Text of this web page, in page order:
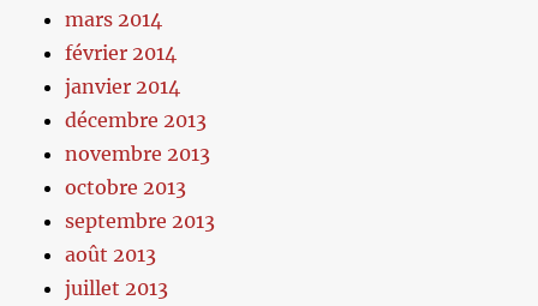
mars 2014
février 2014
janvier 2014
décembre 2013
novembre 2013
octobre 2013
septembre 2013
août 2013
juillet 2013